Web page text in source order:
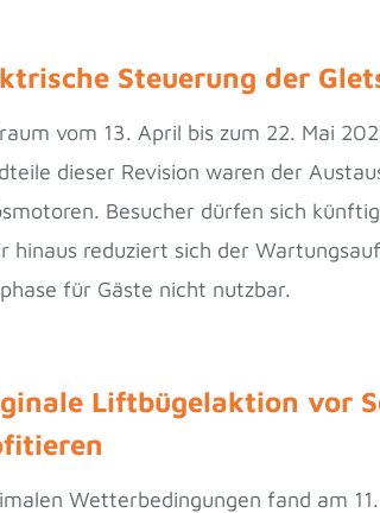
Steuerung der
vom 13. April bis zum 22. Mai
dieser Revision waren der
Besucher dürfen sich
hinaus reduziert sich der
für Gäste nicht nutzbar.
Liftbügelaktion vor
Wetterbedingungen fand am